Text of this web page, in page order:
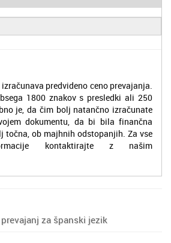
predvideno ceno prevajanja.
1800 znakov s presledki ali 250
je, da čim bolj natančno izračunate
dokumentu, da bi bila finančna
točna, ob majhnih odstopanjih. Za vse
kontaktirajte z našim
za španski jezik